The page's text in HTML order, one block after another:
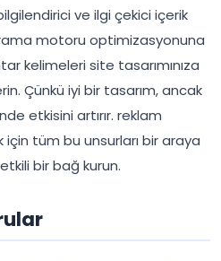
ve ilgi çekici içerik
motoru optimizasyonuna
kelimeleri site tasarımınıza
Çünkü iyi bir tasarım, ancak
etkisini artırır. reklam
tüm bu unsurları bir araya
bir bağ kurun.